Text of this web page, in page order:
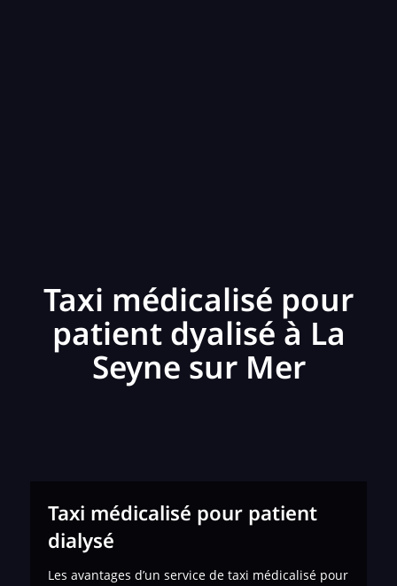
Taxi médicalisé pour
patient dyalisé à La
Seyne sur Mer
Taxi médicalisé pour patient
dialysé
Les avantages d’un service de taxi médicalisé pour